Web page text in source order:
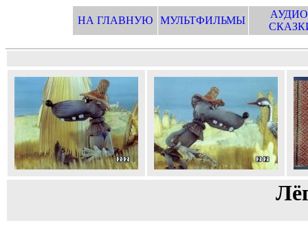
НА ГЛАВНУЮ МУЛЬТФИЛЬМЫ